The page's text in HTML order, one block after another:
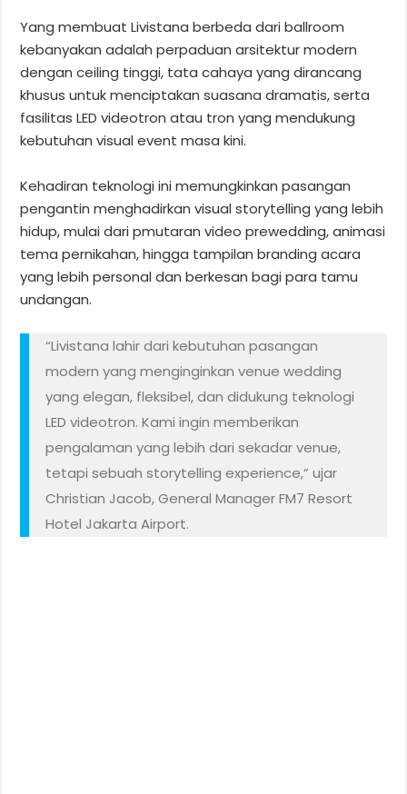
Yang membuat Livistana berbeda dari ballroom
kebanyakan adalah perpaduan arsitektur modern
dengan ceiling tinggi, tata cahaya yang dirancang
khusus untuk menciptakan suasana dramatis, serta
fasilitas LED videotron atau tron yang mendukung
kebutuhan visual event masa kini.
Kehadiran teknologi ini memungkinkan pasangan
pengantin menghadirkan visual storytelling yang lebih
hidup, mulai dari pmutaran video prewedding, animasi
tema pernikahan, hingga tampilan branding acara
yang lebih personal dan berkesan bagi para tamu
undangan.
“Livistana lahir dari kebutuhan pasangan
modern yang menginginkan venue wedding
yang elegan, fleksibel, dan didukung teknologi
LED videotron. Kami ingin memberikan
pengalaman yang lebih dari sekadar venue,
tetapi sebuah storytelling experience,” ujar
Christian Jacob, General Manager FM7 Resort
Hotel Jakarta Airport.